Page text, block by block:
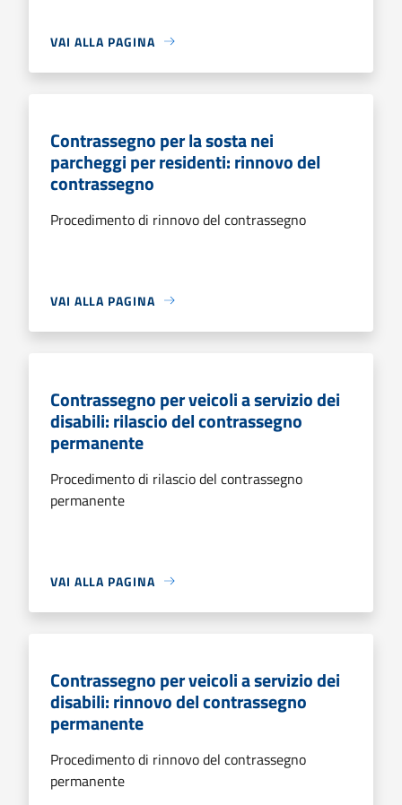
VAI ALLA PAGINA
Contrassegno per la sosta nei
parcheggi per residenti: rinnovo del
contrassegno
Procedimento di rinnovo del contrassegno
VAI ALLA PAGINA
Contrassegno per veicoli a servizio dei
disabili: rilascio del contrassegno
permanente
Procedimento di rilascio del contrassegno
permanente
VAI ALLA PAGINA
Contrassegno per veicoli a servizio dei
disabili: rinnovo del contrassegno
permanente
Procedimento di rinnovo del contrassegno
permanente